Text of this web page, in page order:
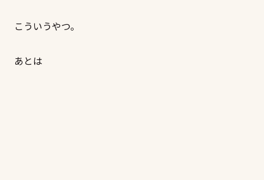
こういうやつ。
あとは